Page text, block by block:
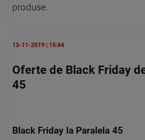
produse.
13-11-2019 | 15:44
Oferte de Black Friday
45
Black Friday la Paralela 45